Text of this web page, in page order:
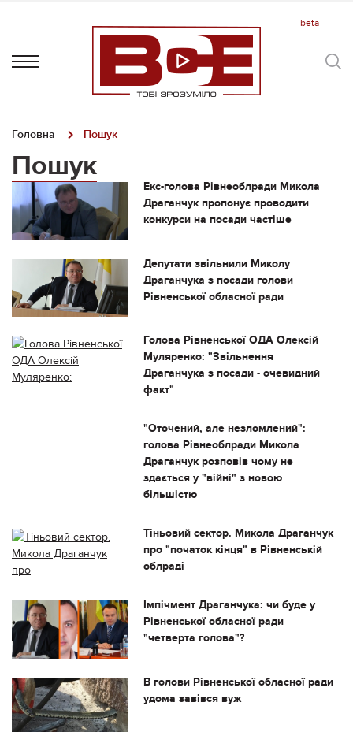
Головна Пошук
Пошук
Екс-голова Рівнеоблради Микола
Драганчук пропонує проводити
конкурси на посади частіше
Депутати звільнили Миколу
Драганчука з посади голови
Рівненської обласної ради
Голова Рівненської ОДА Олексій
Муляренко: "Звільнення
Драганчука з посади - очевидний
факт"
"Оточений, але незломлений":
голова Рівнеоблради Микола
Драганчук розповів чому не
здається у "війні" з новою
більшістю
Тіньовий сектор. Микола Драганчук
про "початок кінця" в Рівненській
облраді
Імпічмент Драганчука: чи буде у
Рівненської обласної ради
"четверта голова"?
В голови Рівненської обласної ради
удома завівся вуж